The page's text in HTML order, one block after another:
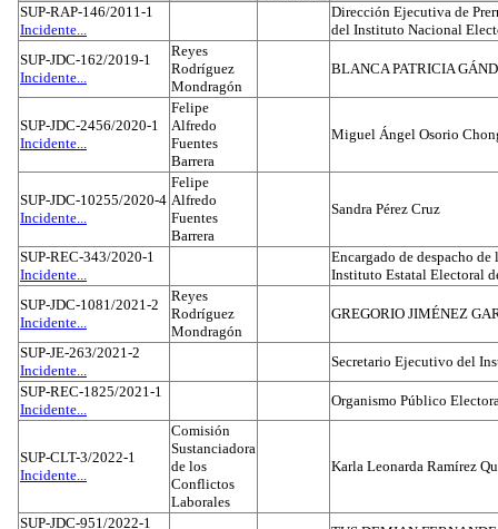
SUP-RAP-146/2011-1
Incidente...
Dirección Ejecutiva de
del Instituto Nacional
SUP-JDC-162/2019-1
Incidente...
Reyes
Rodríguez
Mondragón
BLANCA PATRICIA
SUP-JDC-2456/2020-1
Incidente...
Felipe
Alfredo
Fuentes
Barrera
Miguel Ángel Osorio
SUP-JDC-10255/2020-4
Incidente...
Felipe
Alfredo
Fuentes
Barrera
Sandra Pérez Cruz
SUP-REC-343/2020-1
Incidente...
Encargado de despacho
Instituto Estatal Electoral
SUP-JDC-1081/2021-2
Incidente...
Reyes
Rodríguez
Mondragón
GREGORIO JIMÉNEZ
SUP-JE-263/2021-2
Incidente...
Secretario Ejecutivo del
SUP-REC-1825/2021-1
Incidente...
Organismo Público
SUP-CLT-3/2022-1
Incidente...
Comisión
Sustanciadora
de los
Conflictos
Laborales
Karla Leonarda Ramírez
SUP-JDC-951/2022-1